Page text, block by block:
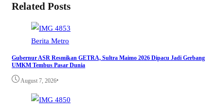
Related Posts
Berita Metro
Gubernur ASR Resmikan GETRA, Sultra Maimo 2026 Dipacu Jadi Gerbang
UMKM Tembus Pasar Dunia
August 7, 2026•